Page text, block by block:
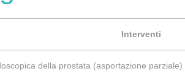
Interventi
della prostata (asportazione parziale)